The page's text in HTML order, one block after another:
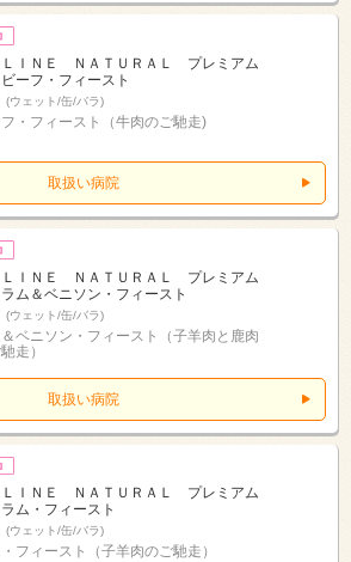
ＬＩＮＥ ＮＡＴＵＲＡＬ プレミアム
ーフ・フィースト
ェット/缶/バラ)
フ・フィースト（牛肉のご馳走)
取扱い病院
ＬＩＮＥ ＮＡＴＵＲＡＬ プレミアム
ム＆ベニソン・フィースト
ェット/缶/バラ)
ベニソン・フィースト（子羊肉と鹿肉
走）
取扱い病院
ＬＩＮＥ ＮＡＴＵＲＡＬ プレミアム
ム・フィースト
ェット/缶/バラ)
フィースト（子羊肉のご馳走）